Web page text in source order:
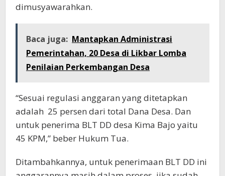
dimusyawarahkan.
Baca juga: Mantapkan Administrasi
Pemerintahan, 20 Desa di Likbar Lomba
Penilaian Perkembangan Desa
“Sesuai regulasi anggaran yang ditetapkan
adalah 25 persen dari total Dana Desa. Dan
untuk penerima BLT DD desa Kima Bajo yaitu
45 KPM,” beber Hukum Tua.
Ditambahkannya, untuk penerimaan BLT DD ini